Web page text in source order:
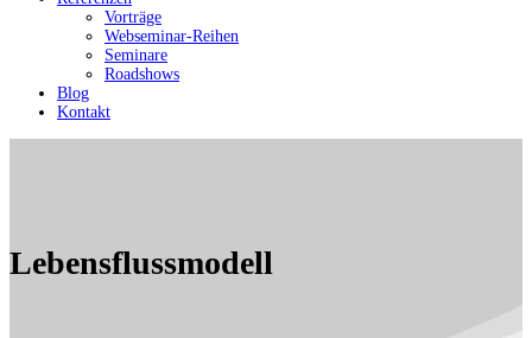
Vorträge
Webseminar-Reihen
Seminare
Roadshows
Blog
Kontakt
Lebensflussmodell